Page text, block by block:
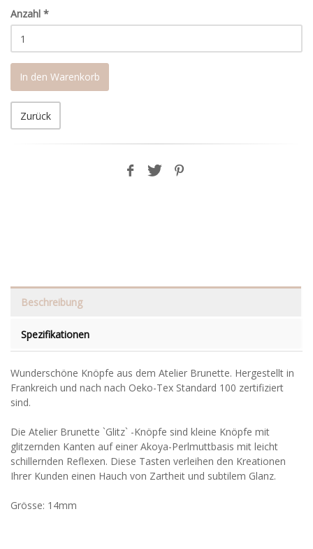
Anzahl *
In den Warenkorb
Zurück
Beschreibung
Spezifikationen
Wunderschöne Knöpfe aus dem Atelier Brunette. Hergestellt in
Frankreich und nach nach Oeko-Tex Standard 100 zertifiziert
sind.
Die Atelier Brunette `Glitz` -Knöpfe sind kleine Knöpfe mit
glitzernden Kanten auf einer Akoya-Perlmuttbasis mit leicht
schillernden Reflexen. Diese Tasten verleihen den Kreationen
Ihrer Kunden einen Hauch von Zartheit und subtilem Glanz.
Grösse: 14mm